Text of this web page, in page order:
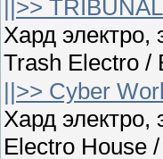
||>>
Хард электро,
Trash Electro /
||>> Cyber
Хард электро,
Electro House